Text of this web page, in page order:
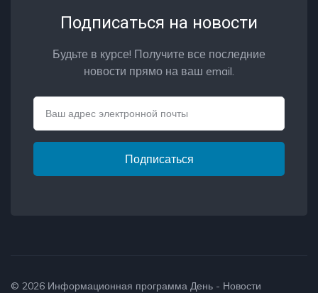
Подписаться на новости
Будьте в курсе! Получите все последние
новости прямо на ваш email.
Подписаться
© 2026 Информационная программа День - Новости